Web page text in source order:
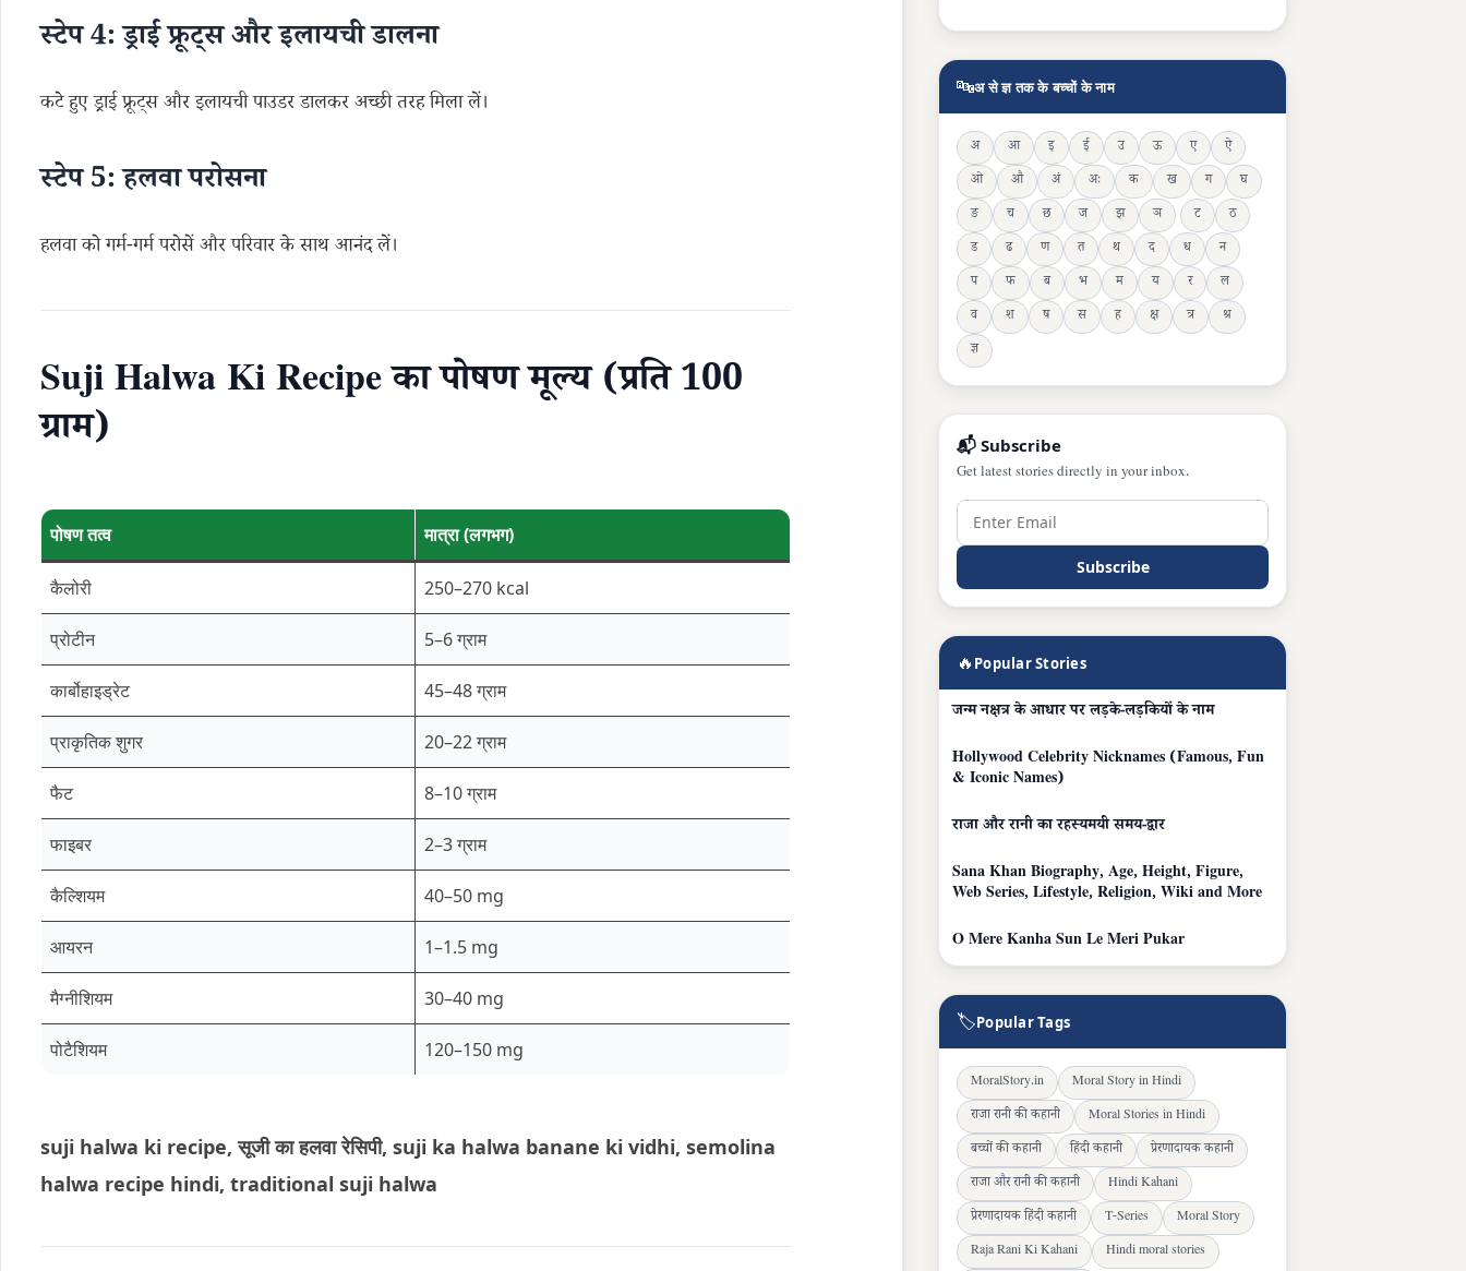
स्टेप 4: ड्राई फ्रूट्स और इलायची डालना
कटे हुए ड्राई फ्रूट्स और इलायची पाउडर डालकर अच्छी तरह मिला लें।
स्टेप 5: हलवा परोसना
हलवा को गर्म-गर्म परोसें और परिवार के साथ आनंद लें।
Suji Halwa Ki Recipe का पोषण मूल्य (प्रति 100
ग्राम)
पोषण तत्व मात्रा (लगभग)
कैलोरी 250–270 kcal
प्रोटीन 5–6 ग्राम
कार्बोहाइड्रेट 45–48 ग्राम
प्राकृतिक शुगर 20–22 ग्राम
फैट 8–10 ग्राम
फाइबर 2–3 ग्राम
कैल्शियम 40–50 mg
आयरन 1–1.5 mg
मैग्नीशियम 30–40 mg
पोटैशियम 120–150 mg
suji halwa ki recipe, सूजी का हलवा रेसिपी, suji ka halwa banane ki vidhi, semolina
halwa recipe hindi, traditional suji halwa
🔤अ से ज्ञ तक के बच्चों के नाम
अ आ इ ई उ ऊ ए
ऐ
ओ
औ अं अः क ख ग
घ
ङ
च छ ज झ ञ ट
ठ
ड
ढ ण त थ द ध
न
प
फ ब भ म य र
ल
व
श ष स ह क्ष त्र
श्र
ज्ञ
📬 Subscribe
Get latest stories directly in your inbox.
Subscribe
🔥 Popular Stories
जन्म नक्षत्र के आधार पर लड़के-लड़कियों के नाम
Hollywood Celebrity Nicknames (Famous, Fun
& Iconic Names)
राजा और रानी का रहस्यमयी समय-द्वार
Sana Khan Biography, Age, Height, Figure,
Web Series, Lifestyle, Religion, Wiki and More
O Mere Kanha Sun Le Meri Pukar
🏷Popular Tags
MoralStory.in
Moral Story in Hindi
राजा रानी की कहानी
Moral Stories in Hindi
बच्चों की कहानी
हिंदी कहानी
प्रेरणादायक कहानी
राजा और रानी की कहानी
Hindi Kahani
प्रेरणादायक हिंदी कहानी
T-Series
Moral Story
Raja Rani Ki Kahani
Hindi moral stories